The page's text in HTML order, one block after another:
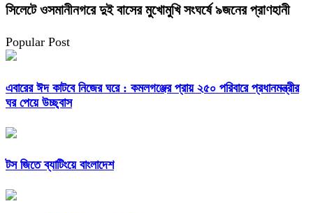
সিলেটে ওসমানীনগরে দুই বাসের মুখোমুখি সংঘর্ষে ৯জনের প্রাণহানী
Popular Post
এবারের ঈদ কাটবে নিজের ঘরে : কমলগঞ্জের প্রায় ২৫০ পরিবারে প্রধানমন্ত্রীর
ঘর পেয়ে উচ্ছ্বাস
টস জিতে ব্যাটিংয়ে বাংলাদেশ